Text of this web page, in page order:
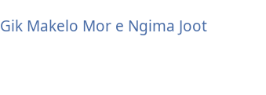
Gik Makelo Mor e Ngima Joot